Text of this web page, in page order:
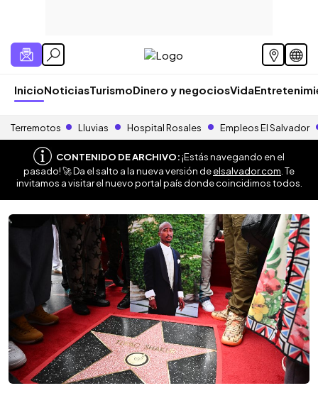
InicioNoticiasTurismoDinero y negociosVida
Terremotos Lluvias Hospital Rosales Empleos El Salvador
CONTENIDO DE ARCHIVO:¡Estás navegando en el
pasado! 🚀 Da el salto a la nueva versión deelsalvador.com . Te
invitamos a visitar el nuevo portal país donde coincidimos todos.